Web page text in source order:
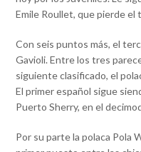
Emile Roullet, que pierde el
Con seis puntos más, el
Gavioli. Entre los tres
siguiente clasificado, el
El primer español sigue
Puerto Sherry, en el
Por su parte la polaca Pola